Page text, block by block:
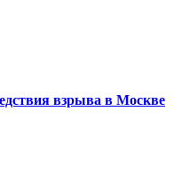
взрыва в Москве